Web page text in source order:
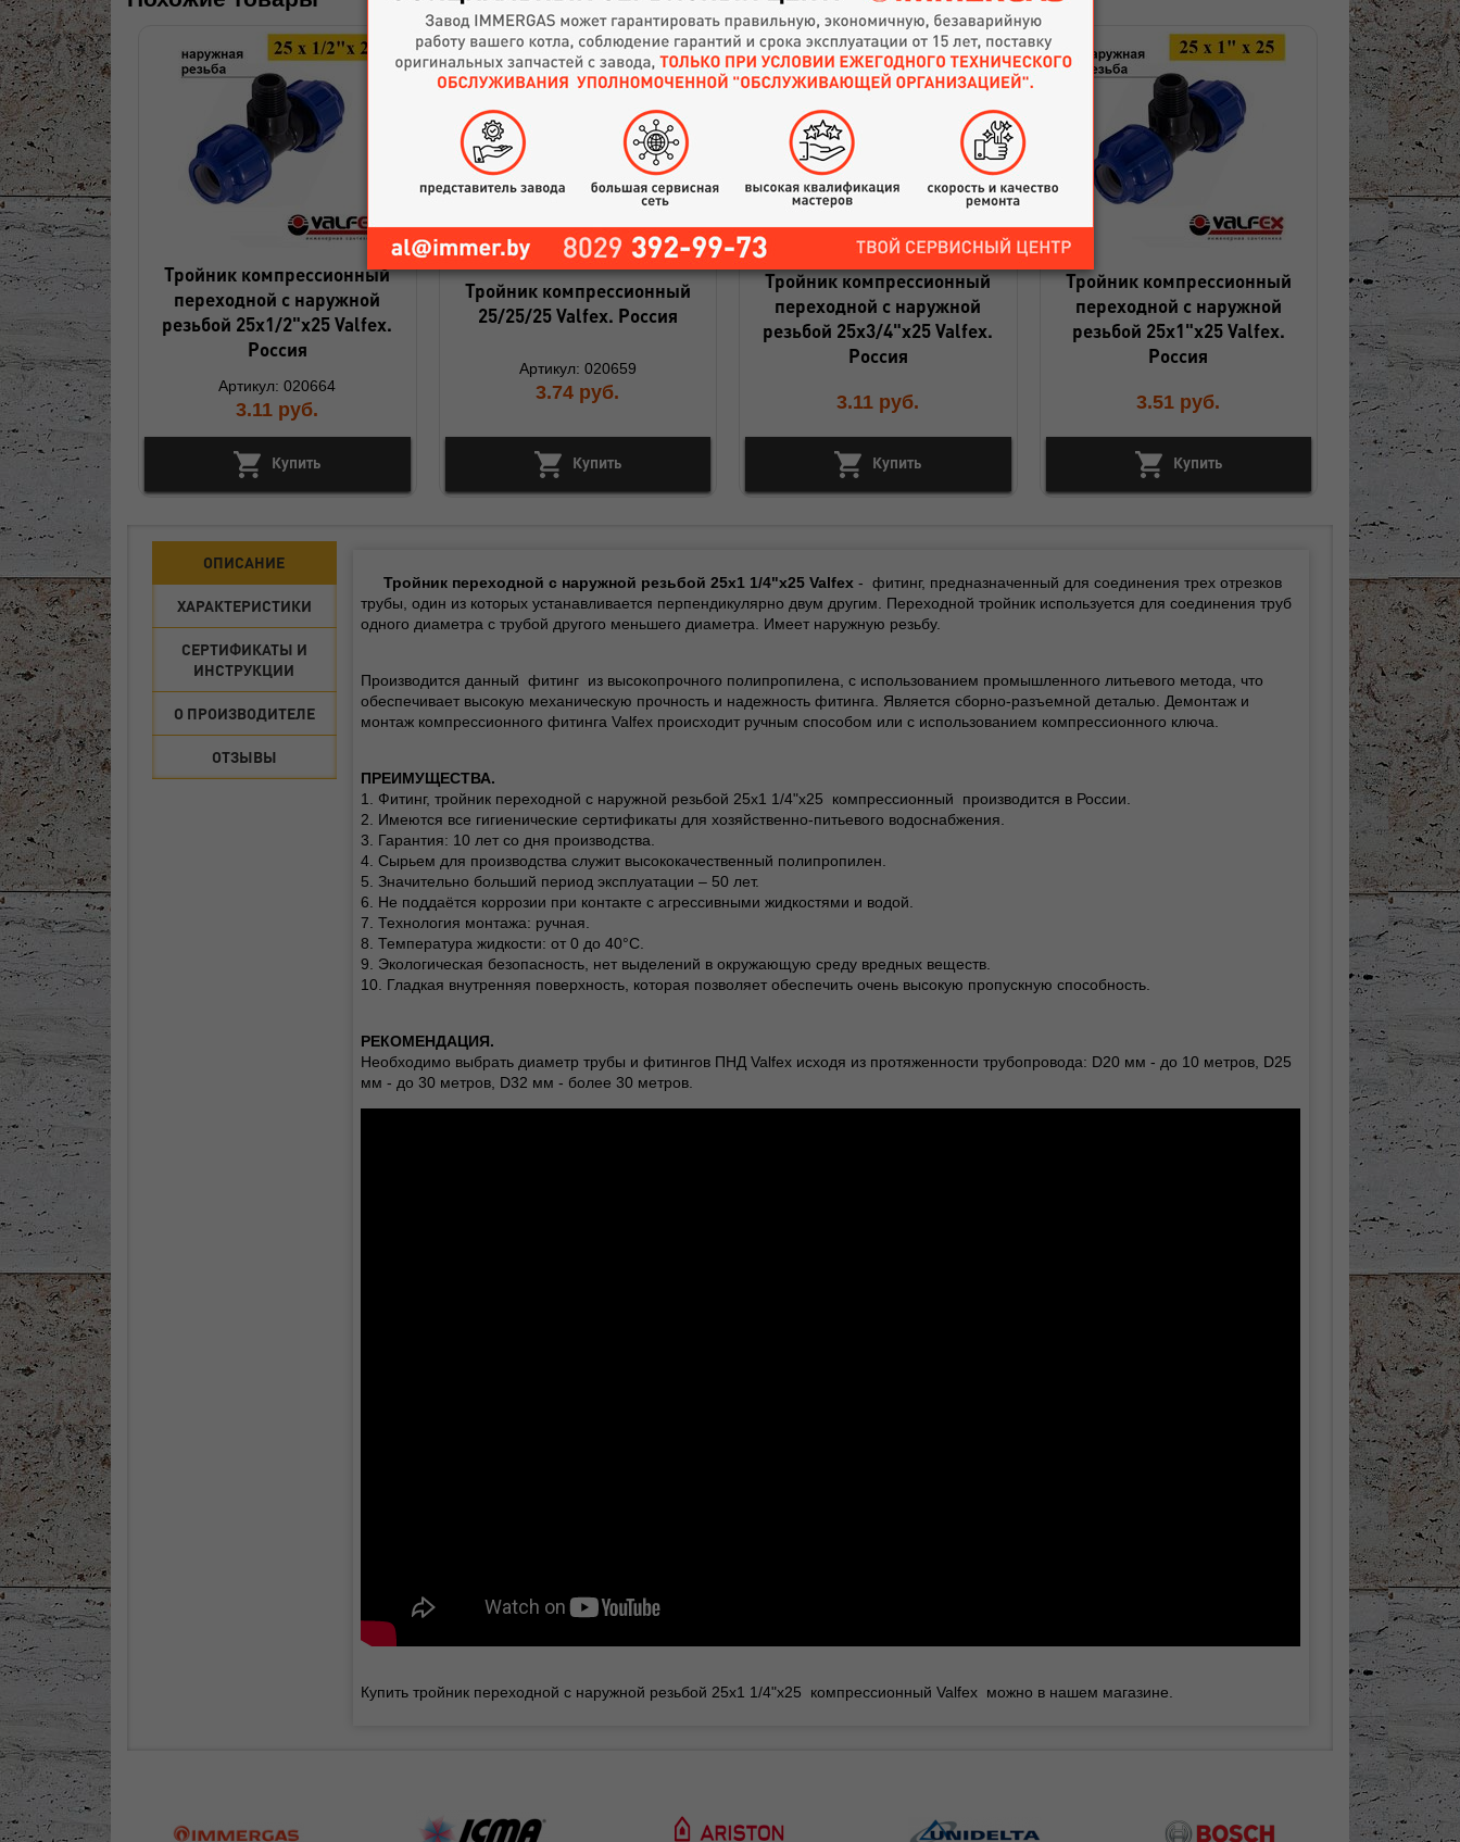
Тройник компрессионный
переходной с наружной
резьбой 25x1/2"x25 Valfex.
Россия
Артикул: 020664
3.11 руб.
Купить
Тройник компрессионный
25/25/25 Valfex. Россия
Артикул: 020659
3.74 руб.
Купить
Тройник компрессионный
переходной с наружной
резьбой 25x3/4"x25 Valfex.
Россия
3.11 руб.
Купить
Тройник компрессионный
переходной с наружной
резьбой 25x1"x25 Valfex.
Россия
3.51 руб.
Купить
ОПИСАНИЕ
ХАРАКТЕРИСТИКИ
СЕРТИФИКАТЫ И
ИНСТРУКЦИИ
О ПРОИЗВОДИТЕЛЕ
ОТЗЫВЫ
Тройник переходной с наружной резьбой 25x1 1/4"x25 Valfex - фитинг, предназначенный для соединения трех отрезков
трубы, один из которых устанавливается перпендикулярно двум другим. Переходной тройник используется для соединения труб
одного диаметра с трубой другого меньшего диаметра. Имеет наружную резьбу.
Производится данный фитинг из высокопрочного полипропилена, с использованием промышленного литьевого метода, что
обеспечивает высокую механическую прочность и надежность фитинга. Является сборно-разъемной деталью. Демонтаж и
монтаж компрессионного фитинга Valfex происходит ручным способом или с использованием компрессионного ключа.
ПРЕИМУЩЕСТВА.
1. Фитинг, тройник переходной с наружной резьбой 25x1 1/4"x25 компрессионный производится в России.
2. Имеются все гигиенические сертификаты для хозяйственно-питьевого водоснабжения.
3. Гарантия: 10 лет со дня производства.
4. Сырьем для производства служит высококачественный полипропилен.
5. Значительно больший период эксплуатации – 50 лет.
6. Не поддаётся коррозии при контакте с агрессивными жидкостями и водой.
7. Технология монтажа: ручная.
8. Температура жидкости: от 0 до 40°С.
9. Экологическая безопасность, нет выделений в окружающую среду вредных веществ.
10. Гладкая внутренняя поверхность, которая позволяет обеспечить очень высокую пропускную способность.
РЕКОМЕНДАЦИЯ.
Необходимо выбрать диаметр трубы и фитингов ПНД Valfex исходя из протяженности трубопровода: D20 мм - до 10 метров, D25
мм - до 30 метров, D32 мм - более 30 метров.
Купить тройник переходной с наружной резьбой 25x1 1/4"x25 компрессионный Valfex можно в нашем магазине.